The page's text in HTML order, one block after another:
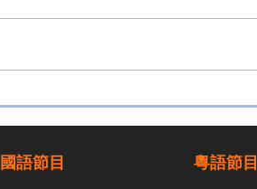
國語節目 粵語節目